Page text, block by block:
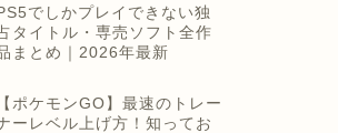
でしかプレイできない独
タイトル・専売ソフト全作
まとめ｜2026年最新
【ポケモンGO】最速のトレー
ーレベル上げ方！知ってお